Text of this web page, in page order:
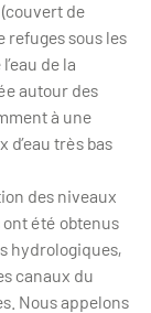
de
sous les
de la
autour des
à une
très bas
des niveaux
ont été obtenus
hydrologiques,
canaux du
Nous appelons